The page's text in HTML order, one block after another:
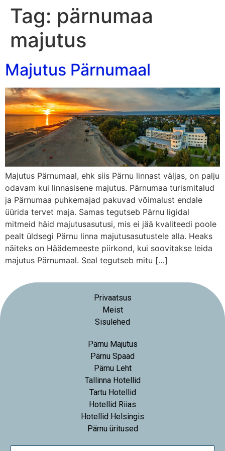
Tag: pärnumaa
majutus
Majutus Pärnumaal
Majutus Pärnumaal, ehk siis Pärnu linnast väljas, on palju
odavam kui linnasisene majutus. Pärnumaa turismitalud
ja Pärnumaa puhkemajad pakuvad võimalust endale
üürida tervet maja. Samas tegutseb Pärnu ligidal
mitmeid häid majutusasutusi, mis ei jää kvaliteedi poole
pealt üldsegi Pärnu linna majutusasutustele alla. Heaks
näiteks on Häädemeeste piirkond, kui soovitakse leida
majutus Pärnumaal. Seal tegutseb mitu […]
Privaatsus
Meist
Sisulehed
Pärnu Majutus
Pärnu Spaad
Pärnu Leht
Tallinna Hotellid
Tartu Hotellid
Hotellid Riias
Hotellid Helsingis
Pärnu üritused